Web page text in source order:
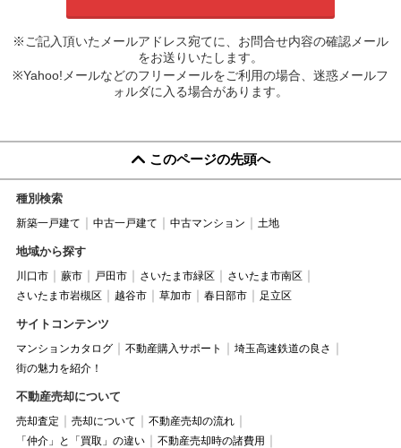
※ご記入頂いたメールアドレス宛てに、お問合せ内容の確認メール
をお送りいたします。
※Yahoo!メールなどのフリーメールをご利用の場合、迷惑メールフ
ォルダに入る場合があります。
このページの先頭へ
種別検索
新築一戸建て 中古一戸建て 中古マンション 土地
地域から探す
川口市 蕨市 戸田市 さいたま市緑区
さいたま市南区
さいたま市岩槻区
越谷市 草加市 春日部市 足立区
サイトコンテンツ
マンションカタログ 不動産購入サポート
埼玉高速鉄道の良さ
街の魅力を紹介！
不動産売却について
売却査定 売却について
不動産売却の流れ
「仲介」と「買取」の違い
不動産売却時の諸費用